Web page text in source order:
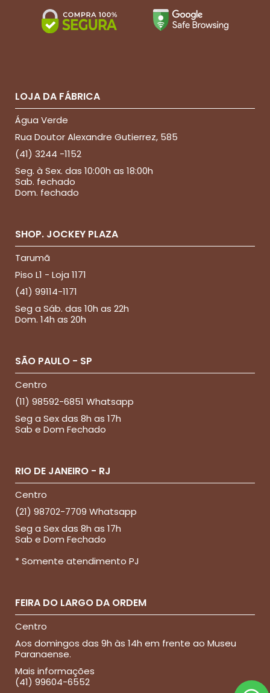
LOJA DA FÁBRICA
Água Verde
Rua Doutor Alexandre Gutierrez, 585
(41) 3244 -1152
Seg. à Sex. das 10:00h as 18:00h
Sab. fechado
Dom. fechado
SHOP. JOCKEY PLAZA
Tarumã
Piso L1 - Loja 1171
(41) 99114-1171
Seg a Sáb. das 10h as 22h
Dom. 14h as 20h
SÃO PAULO - SP
Centro
(11) 98592-6851 Whatsapp
Seg a Sex das 8h as 17h
Sab e Dom Fechado
RIO DE JANEIRO - RJ
Centro
(21) 98702-7709 Whatsapp
Seg a Sex das 8h as 17h
Sab e Dom Fechado
* Somente atendimento PJ
FEIRA DO LARGO DA ORDEM
Centro
Aos domingos das 9h às 14h em frente ao Museu
Paranaense.
Mais informações
(41) 99604-6552